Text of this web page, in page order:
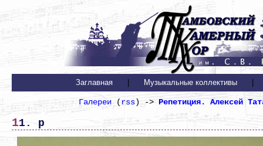
Заглавная Музыкальные коллективы
Галереи(rss) -> Репетиция. Алексей
11. р